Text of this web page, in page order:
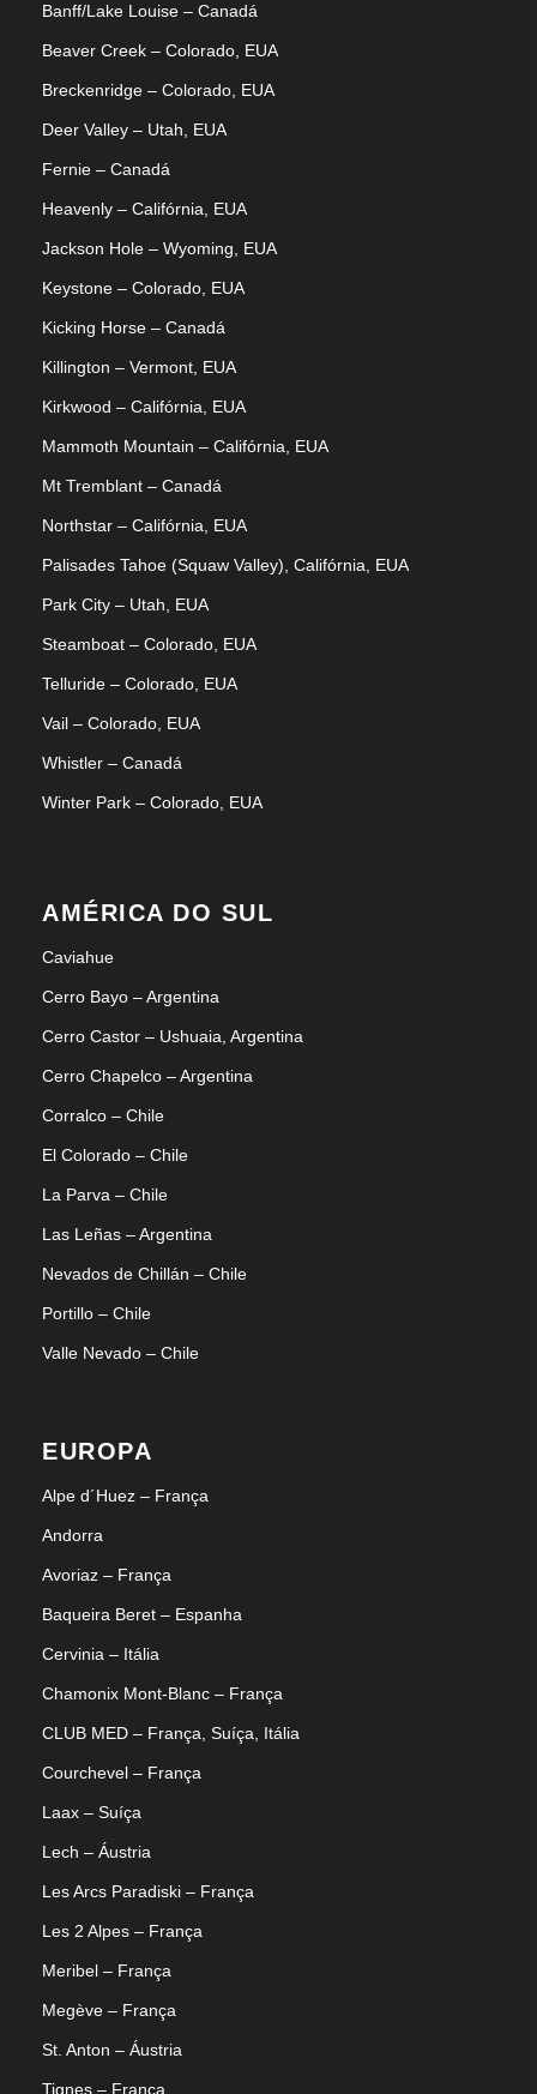
Banff/Lake Louise – Canadá
Beaver Creek – Colorado, EUA
Breckenridge – Colorado, EUA
Deer Valley – Utah, EUA
Fernie – Canadá
Heavenly – Califórnia, EUA
Jackson Hole – Wyoming, EUA
Keystone – Colorado, EUA
Kicking Horse – Canadá
Killington – Vermont, EUA
Kirkwood – Califórnia, EUA
Mammoth Mountain – Califórnia, EUA
Mt Tremblant – Canadá
Northstar – Califórnia, EUA
Palisades Tahoe (Squaw Valley), Califórnia, EUA
Park City – Utah, EUA
Steamboat – Colorado, EUA
Telluride – Colorado, EUA
Vail – Colorado, EUA
Whistler – Canadá
Winter Park – Colorado, EUA
AMÉRICA DO SUL
Caviahue
Cerro Bayo – Argentina
Cerro Castor – Ushuaia, Argentina
Cerro Chapelco – Argentina
Corralco – Chile
El Colorado – Chile
La Parva – Chile
Las Leñas – Argentina
Nevados de Chillán – Chile
Portillo – Chile
Valle Nevado – Chile
EUROPA
Alpe d´Huez – França
Andorra
Avoriaz – França
Baqueira Beret – Espanha
Cervinia – Itália
Chamonix Mont-Blanc – França
CLUB MED – França, Suíça, Itália
Courchevel – França
Laax – Suíça
Lech – Áustria
Les Arcs Paradiski – França
Les 2 Alpes – França
Meribel – França
Megève – França
St. Anton – Áustria
Tignes – França